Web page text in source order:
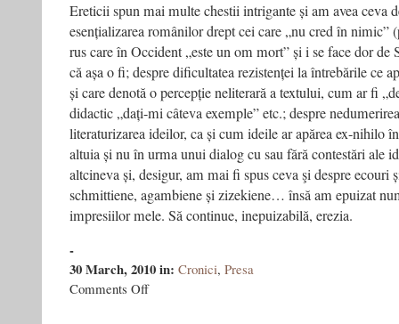
Ereticii spun mai multe chestii intrigante și am avea ceva
esențializarea românilor drept cei care „nu cred în nimic”
rus care în Occident „este un om mort” și i se face dor de
că așa o fi; despre dificultatea rezistenței la întrebările
și care denotă o percepție neliterară a textului, cum ar fi
didactic „dați-mi câteva exemple” etc.; despre
literaturizarea ideilor, ca și cum ideile ar apărea ex-nihilo
altuia și nu în urma unui dialog cu sau fără contestări ale
altcineva și, desigur, am mai fi spus ceva şi despre ecouri
schmittiene, agambiene și zizekiene… însă am epuizat
impresiilor mele. Să continue, inepuizabilă, erezia.
-
30 March, 2010in: Cronici, Presa
Comments Offon